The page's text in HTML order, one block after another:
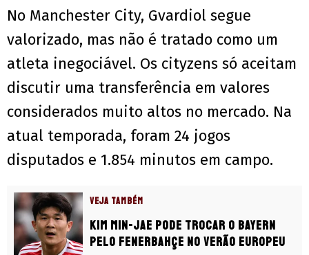
No Manchester City, Gvardiol segue
valorizado, mas não é tratado como um
atleta inegociável. Os cityzens só aceitam
discutir uma transferência em valores
considerados muito altos no mercado. Na
atual temporada, foram 24 jogos
disputados e 1.854 minutos em campo.
VEJA TAMBÉM
Kim Min-Jae pode trocar o Bayern
pelo Fenerbahçe no verão europeu